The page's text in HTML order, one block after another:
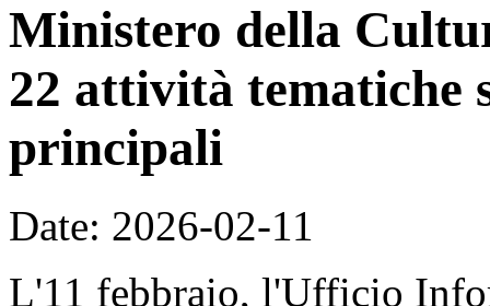
Ministero della
22 attività tematiche
principali
Date: 2026-02-11
L'11 febbraio, l'Ufficio